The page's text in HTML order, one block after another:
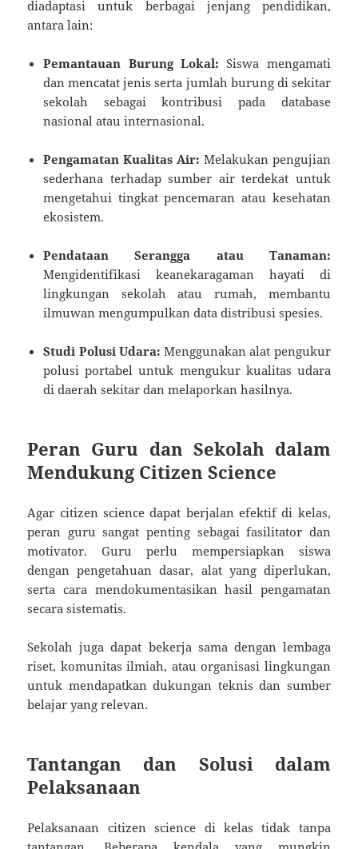
diadaptasi untuk berbagai jenjang pendidikan,
antara lain:
Pemantauan Burung Lokal: Siswa mengamati
dan mencatat jenis serta jumlah burung di sekitar
sekolah sebagai kontribusi pada database
nasional atau internasional.
Pengamatan Kualitas Air: Melakukan pengujian
sederhana terhadap sumber air terdekat untuk
mengetahui tingkat pencemaran atau kesehatan
ekosistem.
Pendataan Serangga atau Tanaman:
Mengidentifikasi keanekaragaman hayati di
lingkungan sekolah atau rumah, membantu
ilmuwan mengumpulkan data distribusi spesies.
Studi Polusi Udara: Menggunakan alat pengukur
polusi portabel untuk mengukur kualitas udara
di daerah sekitar dan melaporkan hasilnya.
Peran Guru dan Sekolah dalam
Mendukung Citizen Science
Agar citizen science dapat berjalan efektif di kelas,
peran guru sangat penting sebagai fasilitator dan
motivator. Guru perlu mempersiapkan siswa
dengan pengetahuan dasar, alat yang diperlukan,
serta cara mendokumentasikan hasil pengamatan
secara sistematis.
Sekolah juga dapat bekerja sama dengan lembaga
riset, komunitas ilmiah, atau organisasi lingkungan
untuk mendapatkan dukungan teknis dan sumber
belajar yang relevan.
Tantangan dan Solusi dalam
Pelaksanaan
Pelaksanaan citizen science di kelas tidak tanpa